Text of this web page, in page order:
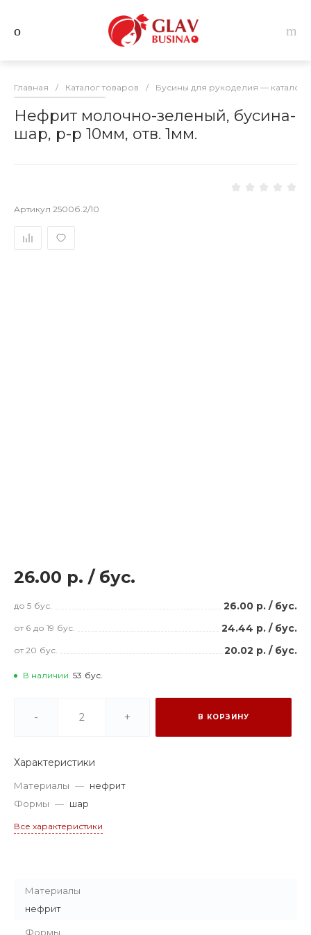
Главная / Каталог товаров / Бусины для рукоделия — каталог
Нефрит молочно-зеленый, бусина-
шар, р-р 10мм, отв. 1мм.
Артикул 2500б.2/10
26.00 р. / бус.
до 5 бус. 26.00 р. / бус.
от 6 до 19 бус. 24.44 р. / бус.
от 20 бус. 20.02 р. / бус.
В наличии 53 бус.
- + В КОРЗИНУ
Характеристики
Материалы — нефрит
Формы — шар
Все характеристики
Материалы
нефрит
Формы